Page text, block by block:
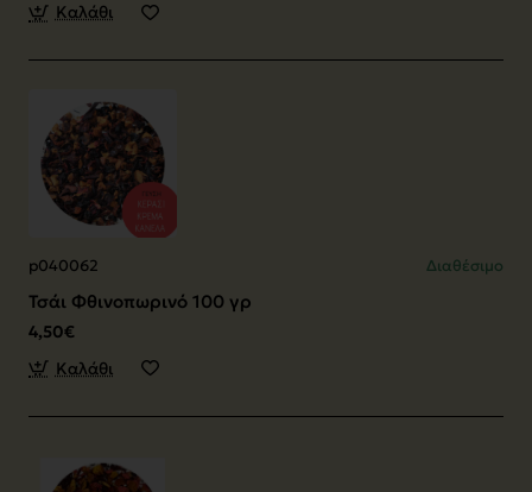
Καλάθι
p040062 Διαθέσιμο
Τσάι Φθινοπωρινό 100 γρ
4,50€
Καλάθι